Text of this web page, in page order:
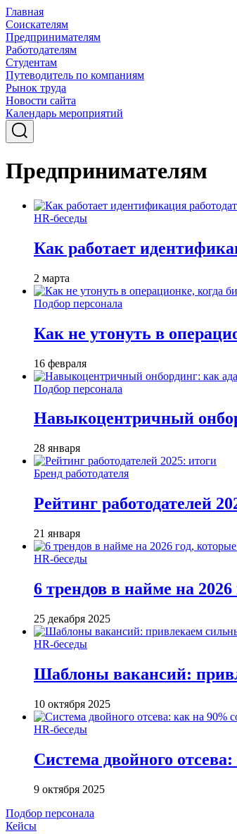
Главная
Соискателям
Предпринимателям
Работодателям
Студентам
Путеводитель по компаниям
Рынок труда
Новости сайта
Календарь мероприятий
Предпринимателям
HR-беседы
Как работает
2 марта
Подбор персонала
Как не утонуть в
16 февраля
Подбор персонала
Навыкоцентричный
28 января
Бренд работодателя
Рейтинг работодателей
21 января
HR-беседы
6 трендов в найме на
25 декабря 2025
HR-беседы
Шаблоны вакансий:
10 октября 2025
HR-беседы
Система двойного
9 октября 2025
Подбор персонала
Кейсы